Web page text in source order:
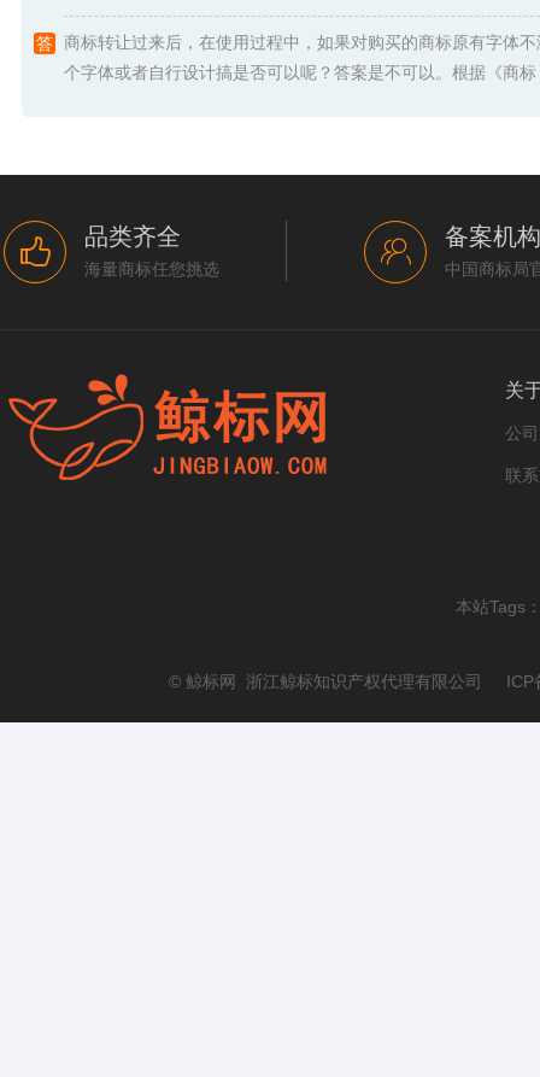
商标转让过来后，在使用过程中，如果对购买的商标原有字体
个字体或者自行设计搞是否可以呢？答案是不可以。根据《商
品类齐全
海量商标任您挑选
备案机构
中国商标局
关
公
联
本站Tags
© 鲸标网 浙江鲸标知识产权代理有限公司 ICP